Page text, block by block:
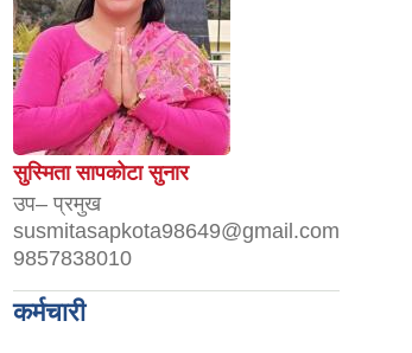
सुस्मिता सापकोटा सुनार
उप– प्रमुख
susmitasapkota98649@gmail.com
9857838010
कर्मचारी